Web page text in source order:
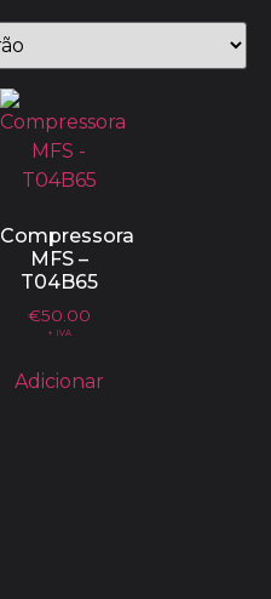
Compressora
MFS –
T04B65
€50.00
+ IVA
Adicionar